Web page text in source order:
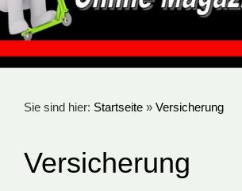
Sie sind hier: Startseite » Versicherung
Versicherung